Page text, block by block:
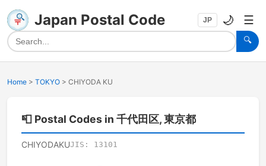
Japan Postal Code
🔍
JP 🌙 ☰
Home > TOKYO > CHIYODA KU
📮 Postal Codes in 千代田区, 東京都
CHIYODAKUJIS: 13101